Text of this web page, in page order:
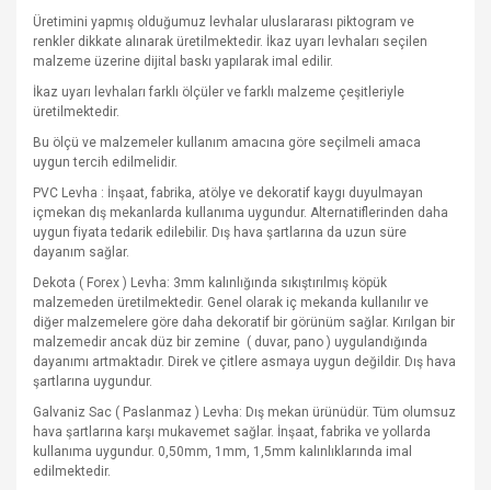
Üretimini yapmış olduğumuz levhalar uluslararası piktogram ve
renkler dikkate alınarak üretilmektedir. İkaz uyarı levhaları seçilen
malzeme üzerine dijital baskı yapılarak imal edilir.
İkaz uyarı levhaları farklı ölçüler ve farklı malzeme çeşitleriyle
üretilmektedir.
Bu ölçü ve malzemeler kullanım amacına göre seçilmeli amaca
uygun tercih edilmelidir.
PVC Levha : İnşaat, fabrika, atölye ve dekoratif kaygı duyulmayan
içmekan dış mekanlarda kullanıma uygundur. Alternatiflerinden daha
uygun fiyata tedarik edilebilir. Dış hava şartlarına da uzun süre
dayanım sağlar.
Dekota ( Forex ) Levha: 3mm kalınlığında sıkıştırılmış köpük
malzemeden üretilmektedir. Genel olarak iç mekanda kullanılır ve
diğer malzemelere göre daha dekoratif bir görünüm sağlar. Kırılgan bir
malzemedir ancak düz bir zemine ( duvar, pano ) uygulandığında
dayanımı artmaktadır. Direk ve çitlere asmaya uygun değildir. Dış hava
şartlarına uygundur.
Galvaniz Sac ( Paslanmaz ) Levha: Dış mekan ürünüdür. Tüm olumsuz
hava şartlarına karşı mukavemet sağlar. İnşaat, fabrika ve yollarda
kullanıma uygundur. 0,50mm, 1mm, 1,5mm kalınlıklarında imal
edilmektedir.